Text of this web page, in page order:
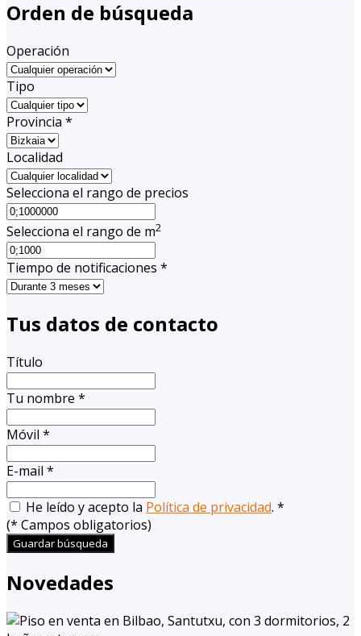
Orden de búsqueda
Operación
Tipo
Provincia *
Localidad
Selecciona el rango de precios
Selecciona el rango de m2
Tiempo de notificaciones *
Tus datos de contacto
Título
Tu nombre *
Móvil *
E-mail *
He leído y acepto la Política de privacidad. *
(* Campos obligatorios)
Guardar búsqueda
Novedades